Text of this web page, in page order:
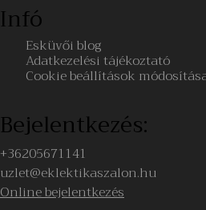
Infó
Esküvői blog
Adatkezelési tájékoztató
Cookie beállítások
Bejelentkezés:
+36205671141
uzlet@eklektikaszalon.hu
Online bejelentkezés